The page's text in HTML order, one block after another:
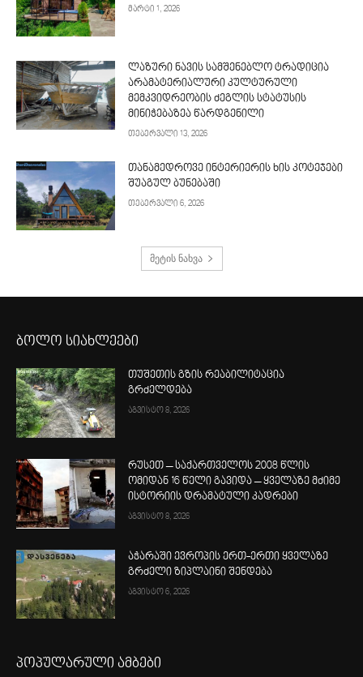
მარტი 1, 2026
ლაზური ნავის სამშენებლო ტრადიცია
არამატერიალური კულტურული
მემკვიდრეობის ძეგლის სტატუსის
მინიჭებაზეა წარდგენილი
თებერვალი 13, 2026
თანამედროვე ინტერიერის ხის კოტეჯები
შუაგულ ბუნებაში
თებერვალი 6, 2026
მეტის ნახვა
ბოლო სიახლეები
თუშეთის გზის რეაბილიტაცია
გრძელდება
აგვისტო 8, 2026
რუსეთ – საქართველოს 2008 წლის
ომიდან 16 წელი გავიდა – ყველაზე მძიმე
ისტორიის დრამატული კადრები
აგვისტო 8, 2026
აჭარაში ევროპის ერთ-ერთი ყველაზე
გრძელი ზიპლაინი შენდება
აგვისტო 6, 2026
პოპულარული ამბები